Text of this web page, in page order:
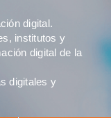
digital.
institutos y
digital de la
digitales y